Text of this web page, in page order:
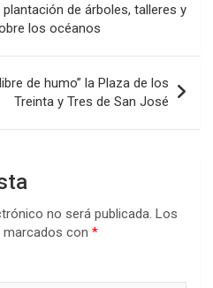
ar
tir
de árboles, talleres y
los océanos
de humo” la Plaza de los
Treinta y Tres de San José
no será publicada. Los
con *